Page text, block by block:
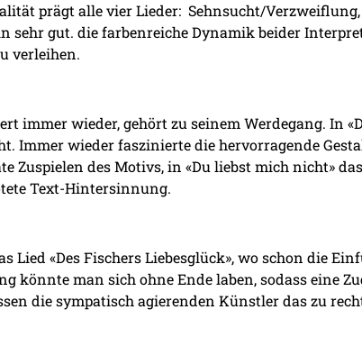
prägt alle vier Lieder: Sehnsucht/
gut. die farbenreiche Dynamik beider
verleihen.
immer wieder, gehört zu seinem Werdegang. In
Immer wieder faszinierte die hervorragende
Zuspielen des Motivs, in «Du liebst mich nicht»
Text-Hintersinnung.
Lied «Des Fischers Liebesglück», wo schon die
könnte man sich ohne Ende laben, sodass eine
die sympatisch agierenden Künstler das zu